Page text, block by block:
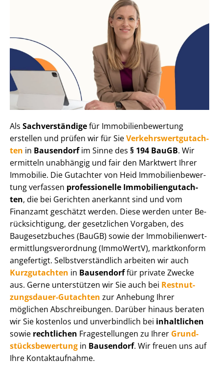
Als Sachverständigefür Im­mo­bi­li­en­be­wer­tung
erstellen und prüfen wir für SieVer­kehrs­wert­gut­ach­
ten in Bausendorfim Sinne des § 194 BauGB. Wir
ermitteln unabhängig und fair den Marktwert Ihrer
Immobilie. Die Gutachter von Heid Im­mo­bi­li­en­be­wer­
tung verfassen professionelle Im­mo­bi­li­en­gut­ach­
ten, die bei Gerichten anerkannt sind und vom
Finanzamt geschätzt werden. Diese werden unter Be­
rück­sich­ti­gung, der gesetzlichen Vorgaben, des
Baugesetzbuches (BauGB) sowie der Im­mo­bi­li­en­wert­
ermitt­lungs­ver­ord­nung (ImmoWertV), marktkonform
angefertigt. Selbst­ver­ständ­lich arbeiten wir auch
Kurzgutachten in Bausendorffür private Zwecke
aus. Gerne unterstützen wir Sie auch bei Rest­nut­
zungs­dau­er-Gutachten zur Anhebung Ihrer
möglichen Abschreibungen. Darüber hinaus beraten
wir Sie kostenlos und unverbindlich bei inhaltlichen
sowie rechtlichen Fragestellungen zu Ihrer Grund­
stücks­be­wer­tung in Bausendorf. Wir freuen uns auf
Ihre Kontaktaufnahme.